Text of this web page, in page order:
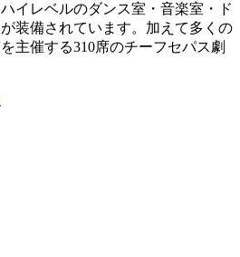
イレベルのダンス室・音楽室・ド
装備されています。加えて多くの
主催する310席のチーフセパス劇